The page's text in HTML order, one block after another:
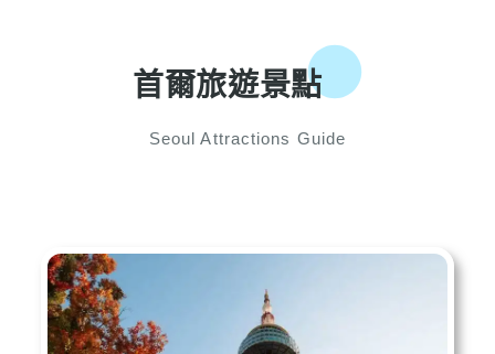
首爾旅遊景點
Seoul Attractions Guide